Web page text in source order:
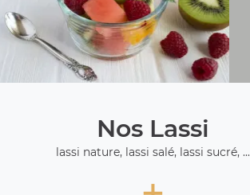
Nos Lassi
lassi nature, lassi salé, lassi sucré, ...